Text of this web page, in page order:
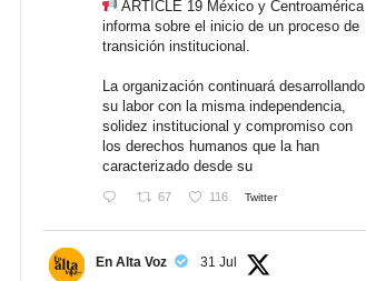
ARTICLE 19 México y Centroamérica
informa sobre el inicio de un proceso de
transición institucional.
La organización continuará desarrollando
su labor con la misma independencia,
solidez institucional y compromiso con
los derechos humanos que la han
caracterizado desde su
67 116 Twitter
En Alta Voz 31 Jul